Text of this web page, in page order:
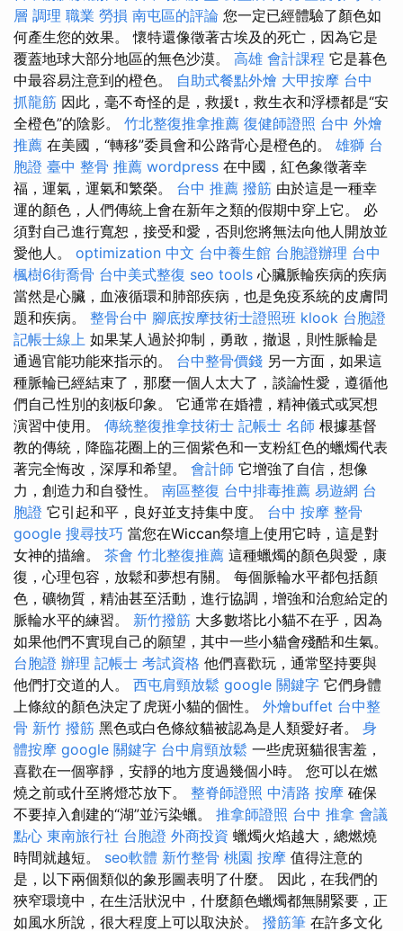
層 調理 職業 勞損 南屯區的評論 您一定已經體驗了顏色如
何產生您的效果。 懷特還像徵著古埃及的死亡，因為它是
覆蓋地球大部分地區的無色沙漠。 高雄 會計課程 它是暮色
中最容易注意到的橙色。 自助式餐點外燴 大甲按摩 台中
抓龍筋 因此，毫不奇怪的是，救援t，救生衣和浮標都是“安
全橙色”的陰影。 竹北整復推拿推薦 復健師證照 台中 外燴
推薦 在美國，“轉移”委員會和公路背心是橙色的。 雄獅 台
胞證 臺中 整骨 推薦 wordpress 在中國，紅色象徵著幸
福，運氣，運氣和繁榮。 台中 推薦 撥筋 由於這是一種幸
運的顏色，人們傳統上會在新年之類的假期中穿上它。 必
須對自己進行寬恕，接受和愛，否則您將無法向他人開放並
愛他人。 optimization 中文 台中養生館 台胞證辦理 台中
楓樹6街喬骨 台中美式整復 seo tools 心臟脈輪疾病的疾病
當然是心臟，血液循環和肺部疾病，也是免疫系統的皮膚問
題和疾病。 整骨台中 腳底按摩技術士證照班 klook 台胞證
記帳士線上 如果某人過於抑制，勇敢，撤退，則性脈輪是
通過官能功能來指示的。 台中整骨價錢 另一方面，如果這
種脈輪已經結束了，那麼一個人太大了，談論性愛，遵循他
們自己性別的刻板印象。 它通常在婚禮，精神儀式或冥想
演習中使用。 傳統整復推拿技術士 記帳士 名師 根據基督
教的傳統，降臨花圈上的三個紫色和一支粉紅色的蠟燭代表
著完全悔改，深厚和希望。 會計師 它增強了自信，想像
力，創造力和自發性。 南區整復 台中排毒推薦 易遊網 台
胞證 它引起和平，良好並支持集中度。 台中 按摩 整骨
google 搜尋技巧 當您在Wiccan祭壇上使用它時，這是對
女神的描繪。 茶會 竹北整復推薦 這種蠟燭的顏色與愛，康
復，心理包容，放鬆和夢想有關。 每個脈輪水平都包括顏
色，礦物質，精油甚至活動，進行協調，增強和治愈給定的
脈輪水平的練習。 新竹撥筋 大多數塔比小貓不在乎，因為
如果他們不實現自己的願望，其中一些小貓會殘酷和生氣。
台胞證 辦理 記帳士 考試資格 他們喜歡玩，通常堅持要與
他們打交道的人。 西屯肩頸放鬆 google 關鍵字 它們身體
上條紋的顏色決定了虎斑小貓的個性。 外燴buffet 台中整
骨 新竹 撥筋 黑色或白色條紋貓被認為是人類愛好者。 身
體按摩 google 關鍵字 台中肩頸放鬆 一些虎斑貓很害羞，
喜歡在一個寧靜，安靜的地方度過幾個小時。 您可以在燃
燒之前或什至將燈芯放下。 整脊師證照 中清路 按摩 確保
不要掉入創建的“湖”並污染蠟。 推拿師證照 台中 推拿 會議
點心 東南旅行社 台胞證 外商投資 蠟燭火焰越大，總燃燒
時間就越短。 seo軟體 新竹整骨 桃園 按摩 值得注意的
是，以下兩個類似的象形圖表明了什麼。 因此，在我們的
狹窄環境中，在生活狀況中，什麼顏色蠟燭都無關緊要，正
如風水所說，很大程度上可以取決於。 撥筋筆 在許多文化